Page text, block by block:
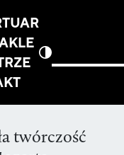
twórczość